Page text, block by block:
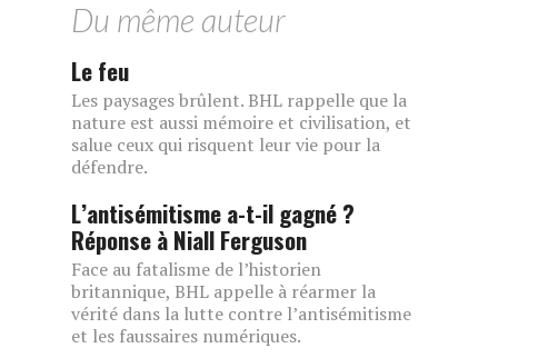
Du même auteur
Le feu
Les paysages brûlent. BHL rappelle que la
nature est aussi mémoire et civilisation, et
salue ceux qui risquent leur vie pour la
défendre.
L’antisémitisme a-t-il gagné ?
Réponse à Niall Ferguson
Face au fatalisme de l’historien
britannique, BHL appelle à réarmer la
vérité dans la lutte contre l’antisémitisme
et les faussaires numériques.